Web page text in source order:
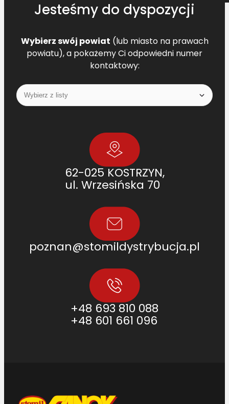
Jesteśmy do dyspozycji
Wybierz swój powiat (lub miasto na prawach
powiatu), a pokażemy Ci odpowiedni numer
kontaktowy:
62-025 KOSTRZYN,
ul. Wrzesińska 70
poznan@stomildystrybucja.pl
+48 693 810 088
+48 601 661 096